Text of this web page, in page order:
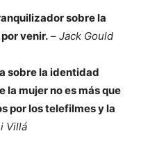
sobre la
venir. – Jack Gould
sobre la identidad
la mujer no es más que
por los telefilmes y la
Villá